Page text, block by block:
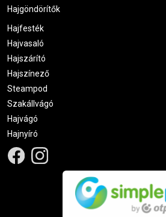
Hajgöndörítők
Hajfesték
Hajvasaló
Hajszárító
Hajszínező
Steampod
Szakállvágó
Hajvágó
Hajnyíró